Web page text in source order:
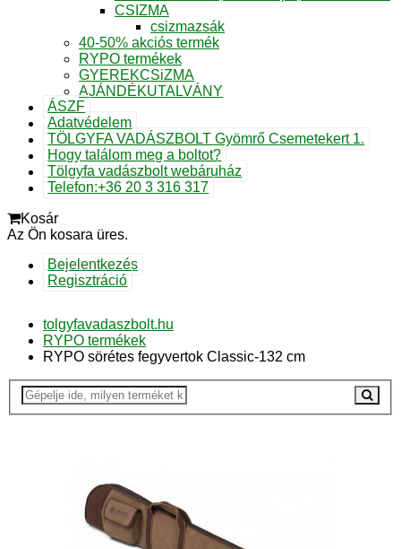
CSIZMA
csizmazsák
40-50% akciós termék
RYPO termékek
GYEREKCSiZMA
AJÁNDÉKUTALVÁNY
ÁSZF
Adatvédelem
TÖLGYFA VADÁSZBOLT Gyömrő Csemetekert 1.
Hogy találom meg a boltot?
Tölgyfa vadászbolt webáruház
Telefon:+36 20 3 316 317
Kosár
Az Ön kosara üres.
Bejelentkezés
Regisztráció
tolgyfavadaszbolt.hu
RYPO termékek
RYPO sörétes fegyvertok Classic-132 cm